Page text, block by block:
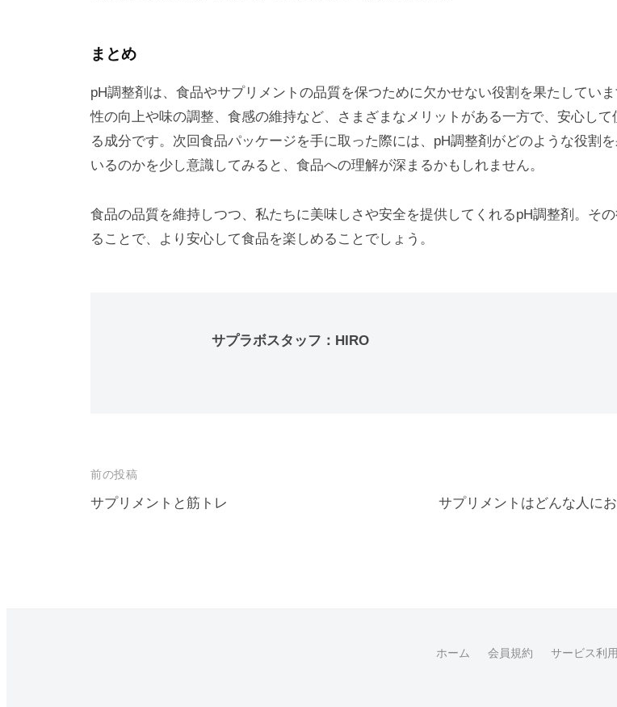
まとめ
pH調整剤は、食品やサプリメントの品質を保つために欠かせない役割を果たしてい
性の向上や味の調整、食感の維持など、さまざまなメリットがある一方で、安心して
る成分です。次回食品パッケージを手に取った際には、pH調整剤がどのような役割
いるのかを少し意識してみると、食品への理解が深まるかもしれません。
食品の品質を維持しつつ、私たちに美味しさや安全を提供してくれるpH調整剤。そ
ることで、より安心して食品を楽しめることでしょう。
サプラボスタッフ：HIRO
投
稿
前の投稿
サプリメントと筋トレ サプリメントはどんな人に
ホーム 会員規約 サービス利